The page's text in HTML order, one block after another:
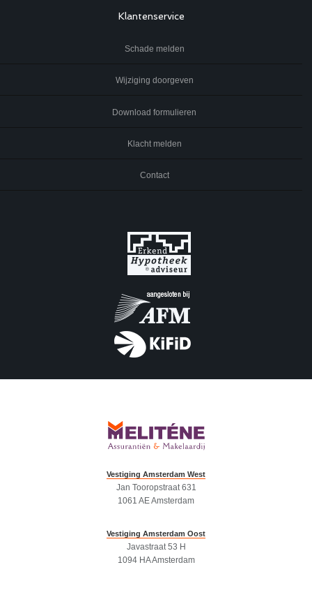
Klantenservice
Schade melden
Wijziging doorgeven
Download formulieren
Klacht melden
Contact
Vestiging Amsterdam West
Jan Tooropstraat 631
1061 AE Amsterdam
Vestiging Amsterdam Oost
Javastraat 53 H
1094 HA Amsterdam